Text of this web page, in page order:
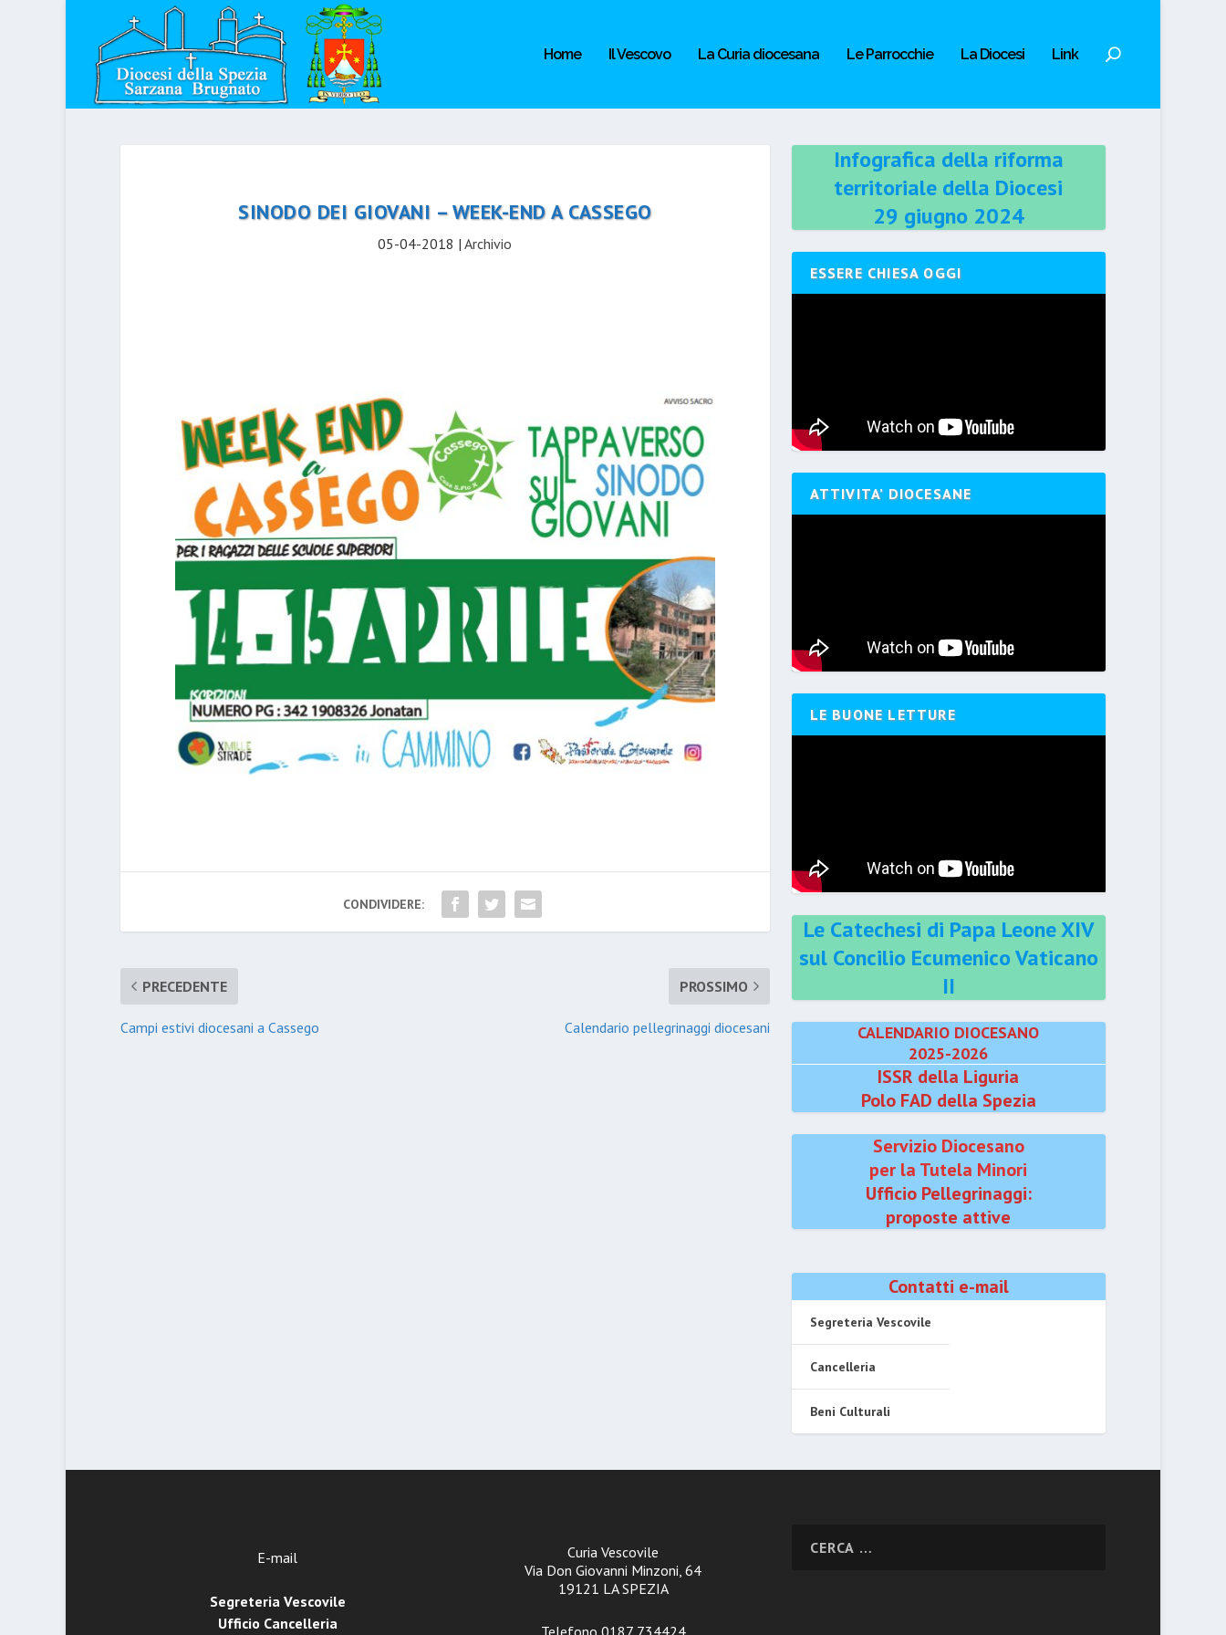
Home Il Vescovo La Curia diocesana Le Parrocchie La Diocesi Link
SINODO DEI GIOVANI – WEEK-END A CASSEGO
05-04-2018 |Archivio
CONDIVIDERE:
PRECEDENTE
Campi estivi diocesani a Cassego
PROSSIMO
Calendario pellegrinaggi diocesani
Infografica della riforma
territoriale della Diocesi
29 giugno 2024
ESSERE CHIESA OGGI
ATTIVITA’ DIOCESANE
LE BUONE LETTURE
Le Catechesi di Papa Leone XIV
sul Concilio Ecumenico Vaticano
II
CALENDARIO DIOCESANO
2025-2026
ISSR della Liguria
Polo FAD della Spezia
Servizio Diocesano
per la Tutela Minori
Ufficio Pellegrinaggi:
proposte attive
Contatti e-mail
Segreteria Vescovile
Cancelleria
Beni Culturali
E-mail
Segreteria Vescovile
Ufficio Cancelleria
Curia Vescovile
Via Don Giovanni Minzoni, 64
19121 LA SPEZIA